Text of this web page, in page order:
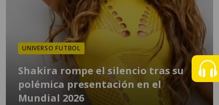
UNIVERSO FUTBOL
Shakira rompe el silencio tras su
polémica presentación en el
Mundial 2026